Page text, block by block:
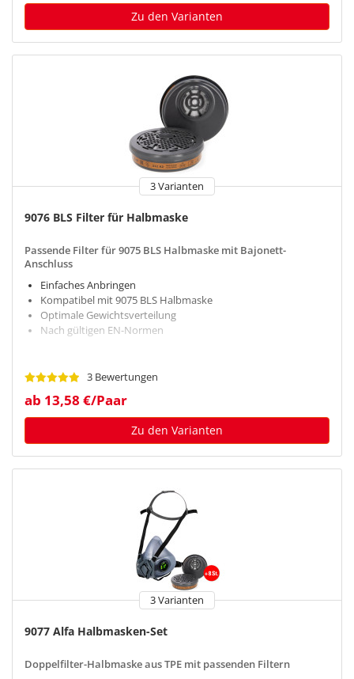
Zu den Varianten
3 Varianten
9076 BLS Filter für Halbmaske
Passende Filter für 9075 BLS Halbmaske mit Bajonett-
Anschluss
Einfaches Anbringen
Kompatibel mit 9075 BLS Halbmaske
Optimale Gewichtsverteilung
Nach gültigen EN-Normen
3 Bewertungen
ab 13,58 €/Paar
Zu den Varianten
3 Varianten
9077 Alfa Halbmasken-Set
Doppelfilter-Halbmaske aus TPE mit passenden Filtern